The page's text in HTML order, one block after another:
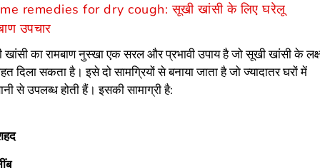
remedies for dry cough: सूखी खांसी के लिए घरेलू
उपचार
का रामबाण नुस्खा एक सरल और प्रभावी उपाय है जो सूखी खांसी के
दिला सकता है। इसे दो सामग्रियों से बनाया जाता है जो ज्यादातर घरों में
से उपलब्ध होती हैं। इसकी सामाग्री है: